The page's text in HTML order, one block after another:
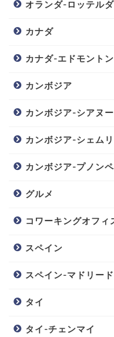
オランダ-ロッテル
カナダ
カナダ-エドモントン
カンボジア
カンボジア-シアヌ
カンボジア-シェム
カンボジア-プノン
グルメ
コワーキングオフィ
スペイン
スペイン-マドリード
タイ
タイ-チェンマイ